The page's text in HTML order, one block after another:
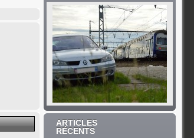
ARTICLES
RÉCENTS